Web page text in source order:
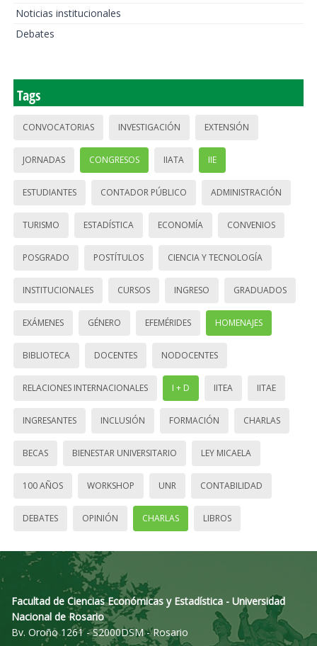
Noticias institucionales
Debates
Tags
CONVOCATORIAS INVESTIGACIÓN EXTENSIÓN
JORNADAS CONGRESOS IIATA IIE
ESTUDIANTES CONTADOR PÚBLICO ADMINISTRACIÓN
TURISMO ESTADÍSTICA ECONOMÍA CONVENIOS
POSGRADO POSTÍTULOS CIENCIA Y TECNOLOGÍA
INSTITUCIONALES CURSOS INGRESO GRADUADOS
EXÁMENES GÉNERO EFEMÉRIDES HOMENAJES
BIBLIOTECA DOCENTES NODOCENTES
RELACIONES INTERNACIONALES I + D IITEA IITAE
INGRESANTES INCLUSIÓN FORMACIÓN CHARLAS
BECAS BIENESTAR UNIVERSITARIO LEY MICAELA
100 AÑOS WORKSHOP UNR CONTABILIDAD
DEBATES OPINIÓN CHARLAS LIBROS
Facultad de Ciencias Económicas y Estadística - Universidad
Nacional de Rosario
Bv. Oroño 1261 - S2000DSM - Rosario